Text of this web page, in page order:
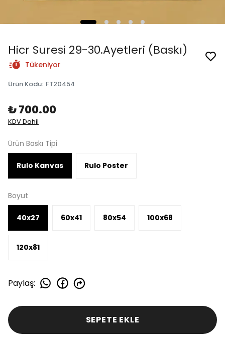
Hicr Suresi 29-30.Ayetleri (Baskı)
Tükeniyor
Ürün Kodu: FT20454
₺ 700.00
KDV Dahil
Ürün Baskı Tipi
Rulo Kanvas Rulo Poster
Boyut
40x27 60x41 80x54 100x68
120x81
Paylaş:
SEPETE EKLE